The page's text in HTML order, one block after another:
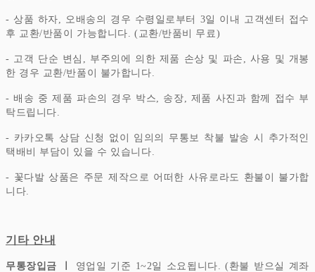
- 상품 하자, 오배송의 경우 수령일로부터 3일 이내 고객센터 접수
후 교환/반품이 가능합니다. (교환/반품비 무료)
- 고객 단순 변심, 부주의에 의한 제품 손상 및 파손, 사용 및 개봉
한 경우 교환/반품이 불가합니다.
- 배송 중 제품 파손의 경우 박스, 송장, 제품 사진과 함께 접수 부
탁드립니다.
- 카카오톡 상담 신청 없이 임의의 무통보 착불 발송 시 추가적인
택배비 부담이 있을 수 있습니다.
- 꽃다발 상품은 주문 제작으로 어떠한 사유로라도 환불이 불가합
니다.
기타 안내
무통장입금 ㅣ 영업일 기준 1~2일 소요됩니다. (환불 받으실 계좌